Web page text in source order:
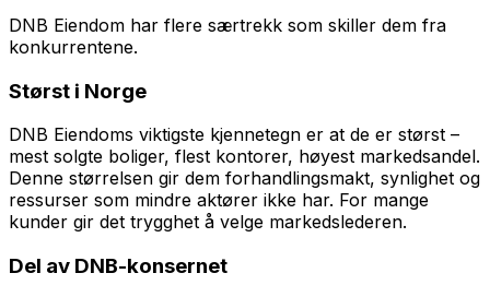
DNB Eiendom har flere særtrekk som skiller dem fra
konkurrentene.
Størst i Norge
DNB Eiendoms viktigste kjennetegn er at de er størst –
mest solgte boliger, flest kontorer, høyest markedsandel.
Denne størrelsen gir dem forhandlingsmakt, synlighet og
ressurser som mindre aktører ikke har. For mange
kunder gir det trygghet å velge markedslederen.
Del av DNB-konsernet